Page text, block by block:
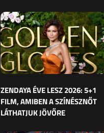
ZENDAYA ÉVE LESZ 2026: 5+1
FILM, AMIBEN A SZÍNÉSZNŐT
LÁTHATJUK JÖVŐRE